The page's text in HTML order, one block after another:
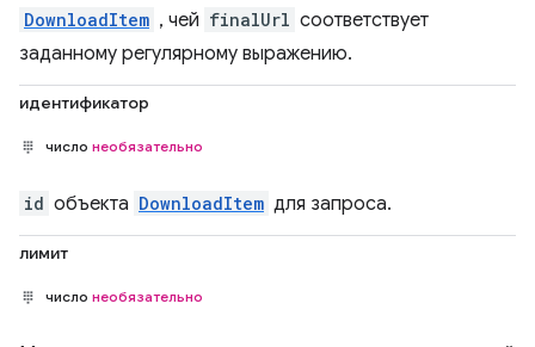
DownloadItem , чей finalUrl соответствует
заданному регулярному выражению.
идентификатор
число необязательно
id объекта DownloadItem для запроса.
лимит
число необязательно